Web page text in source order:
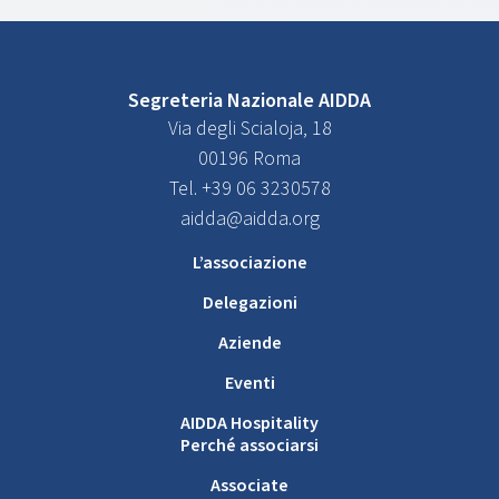
Segreteria Nazionale AIDDA
Via degli Scialoja, 18
00196 Roma
Tel. +39 06 3230578
aidda@aidda.org
L’associazione
Delegazioni
Aziende
Eventi
AIDDA Hospitality
Perché associarsi
Associate